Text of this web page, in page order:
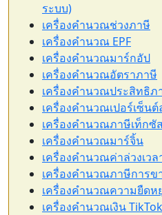
ระบบ)
เครื่องคำนวณช่วงภาษี
เครื่องคำนวณ EPF
เครื่องคำนวณมาร์กอัป
เครื่องคำนวณอัตราภาษี
เครื่องคำนวณประสิทธิภ
เครื่องคำนวณเปอร์เซ็น
เครื่องคำนวณภาษีเท็กซั
เครื่องคำนวณมาร์จิ้น
เครื่องคำนวณค่าล่วงเว
เครื่องคำนวณภาษีการข
เครื่องคำนวณความยืด
เครื่องคำนวณเงิน TikTok